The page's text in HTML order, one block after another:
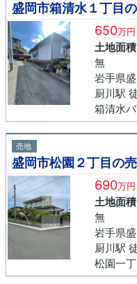
盛岡市箱清水１丁目
650万円
土地面積
無
岩手県
厨川駅
箱清水
売地
盛岡市松園２丁目の
690万円
土地面積
無
岩手県
厨川駅
松園一